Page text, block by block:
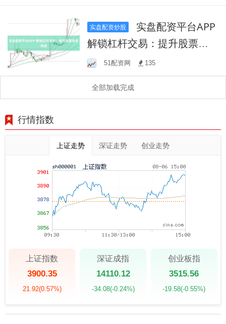
实盘配资炒股
解锁杠杆交易：提升股票投
资收益51配资网 135
全部加载完成
行情指数
上证走势 深证走势 创业走势
上证指数
3900.35
21.92(0.57%)
深证成指
14110.12
-34.08(-0.24%)
创业板指
3515.56
-19.58(-0.55%)